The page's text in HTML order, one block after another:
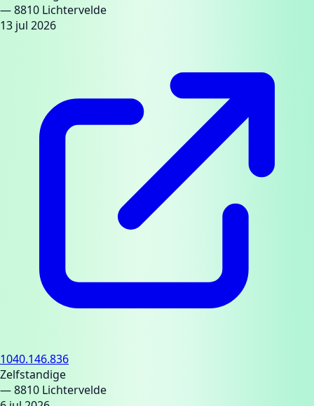
— 8810 Lichtervelde
13 jul 2026
1040.146.836
Zelfstandige
— 8810 Lichtervelde